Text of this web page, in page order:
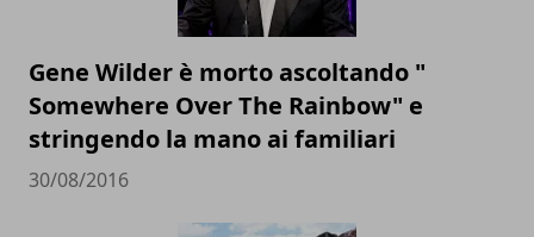
Gene Wilder è morto ascoltando "
Somewhere Over The Rainbow" e
stringendo la mano ai familiari
30/08/2016